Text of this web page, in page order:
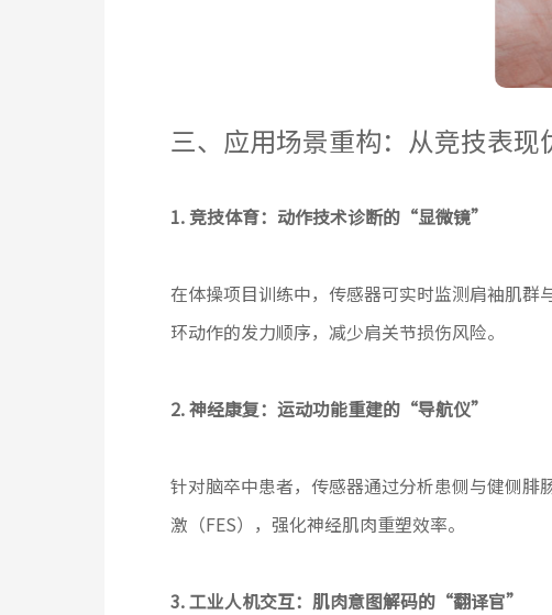
三、应用场景重构：从竞技表
1. 竞技体育：动作技术诊断的“显微镜”
在体操项目训练中，传感器可实时监测肩袖肌
环动作的发力顺序，减少肩关节损伤风险。
2. 神经康复：运动功能重建的“导航仪”
针对脑卒中患者，传感器通过分析患侧与健侧
激（FES），强化神经肌肉重塑效率。
3. 工业人机交互：肌肉意图解码的“翻译官”